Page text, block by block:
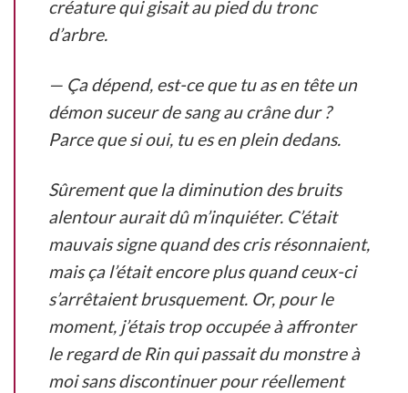
créature qui gisait au pied du tronc
d’arbre.
— Ça dépend, est-ce que tu as en tête un
démon suceur de sang au crâne dur ?
Parce que si oui, tu es en plein dedans.
Sûrement que la diminution des bruits
alentour aurait dû m’inquiéter. C’était
mauvais signe quand des cris résonnaient,
mais ça l’était encore plus quand ceux-ci
s’arrêtaient brusquement. Or, pour le
moment, j’étais trop occupée à affronter
le regard de Rin qui passait du monstre à
moi sans discontinuer pour réellement